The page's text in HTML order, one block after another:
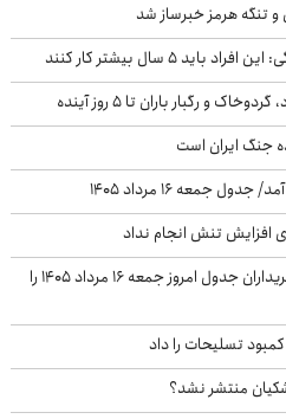
و تنگه هرمز خبرساز شد
۵ سال بیشتر کار کنند
و رگبار باران تا ۵ روز آینده
جمعه ۱۶ مرداد ۱۴۰۵
افزایش تنش انجام نداد
تغییرات شدید محصولات سایپا/ خریداران جدول امروز جمعه ۱۶ مرداد ۱۴۰۵ را
تسلیحات را داد
منتشر نشد؟